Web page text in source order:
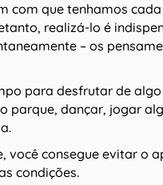
com que tenhamos
realizá-lo é
– os
para desfrutar de
parque, dançar, jogar
consegue evitar o
condições.